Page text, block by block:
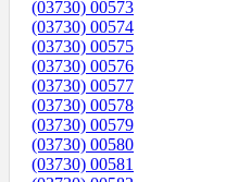
(03730) 00573
(03730) 00574
(03730) 00575
(03730) 00576
(03730) 00577
(03730) 00578
(03730) 00579
(03730) 00580
(03730) 00581